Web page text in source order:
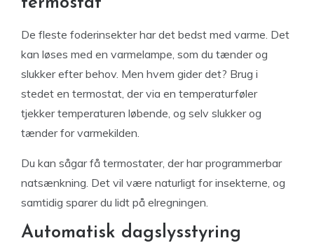
De fleste foderinsekter har det bedst med varme. Det
kan løses med en varmelampe, som du tænder og
slukker efter behov. Men hvem gider det? Brug i
stedet en termostat, der via en temperaturføler
tjekker temperaturen løbende, og selv slukker og
tænder for varmekilden.
Du kan sågar få termostater, der har programmerbar
natsænkning. Det vil være naturligt for insekterne, og
samtidig sparer du lidt på elregningen.
Automatisk dagslysstyring